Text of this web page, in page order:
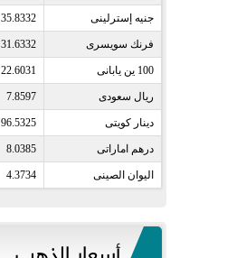
جنيه إسترلينى​ 35.8332
فرنك سويسرى​ 31.6332
100 ين يابانى​ 22.6031
ريال سعودى​ 7.8597
دينار كويتى​ 96.5325
درهم اماراتى​ 8.0385
اليوان الصينى​ 4.3734
أسعار الذهب